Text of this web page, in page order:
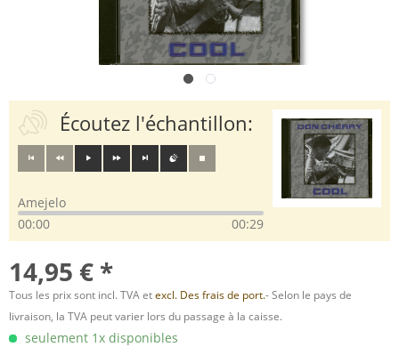
Écoutez l'échantillon:
Amejelo
00:00
00:29
14,95 € *
Tous les prix sont incl. TVA etexcl. Des frais de port.- Selon le pays de
livraison, la TVA peut varier lors du passage à la caisse.
seulement 1x disponibles